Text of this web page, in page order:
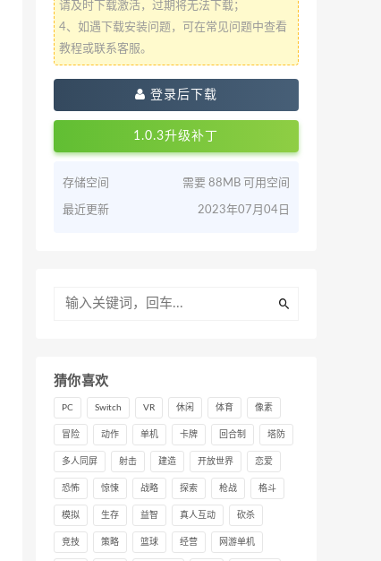
请及时下载激活，过期将无法下载；
4、如遇下载安装问题，可在常见问题中查看
教程或联系客服。
登录后下载
1.0.3升级补丁
存储空间 需要 88MB 可用空间
最近更新 2023年07月04日
猜你喜欢
PC Switch VR 休闲 体育 像素
冒险 动作 单机 卡牌 回合制 塔防
多人同屏 射击 建造 开放世界 恋爱
恐怖 惊悚 战略 探索 枪战 格斗
模拟 生存 益智 真人互动 砍杀
竞技 策略 篮球 经营 网游单机